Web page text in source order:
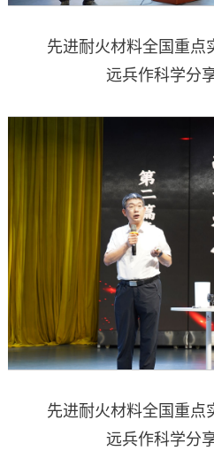
先进耐火材料全国重点
远兵作科学分
先进耐火材料全国重点
远兵作科学分